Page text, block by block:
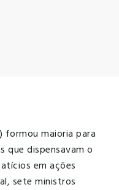
formou maioria para
que dispensavam o
em ações
sete ministros